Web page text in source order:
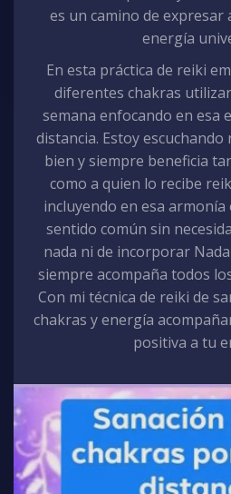
es un camino de expresar
energía
En esta práctica de reiki
diferentes chakras
semana enfocando en esa
distancia. Estoy
bien y siempre beneficia
como a quien lo recibe
incluyendo en esa
sentido común sin
nada ni de incorporar
siempre acompaña todos
Con mi técnica de reiki de
chakras y energía
positiva a tu